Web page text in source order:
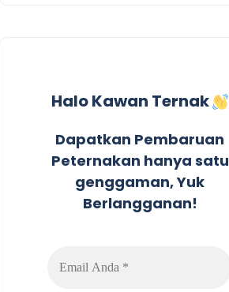
Halo Kawan Ternak
Dapatkan Pembaruan
Peternakan hanya satu
genggaman, Yuk
Berlangganan!